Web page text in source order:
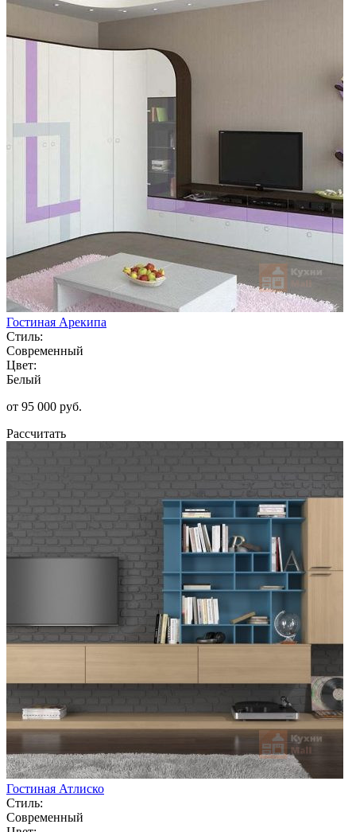
Гостиная Арекипа
Стиль:
Современный
Цвет:
Белый
от 95 000 руб.
Рассчитать
Гостиная Атлиско
Стиль:
Современный